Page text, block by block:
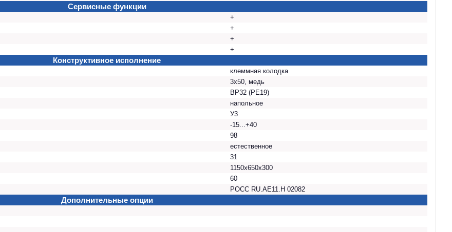
Сервисные функции
+
+
+
+
Конструктивное исполнение
клеммная колодка
3х50, медь
ВР32 (РЕ19)
напольное
У3
-15...+40
98
естественное
31
1150х650х300
60
РОСС RU.AE11.H 02082
Дополнительные опции